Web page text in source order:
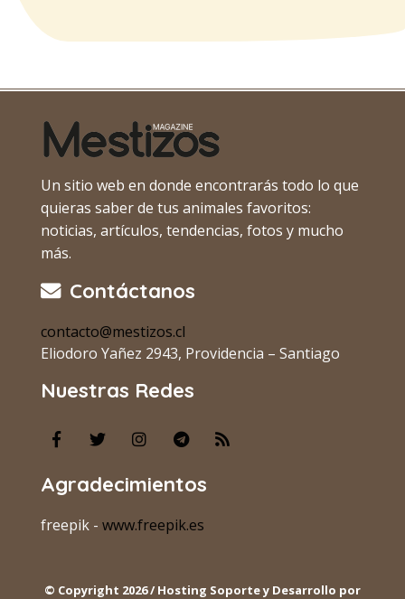
Un sitio web en donde encontrarás todo lo que
quieras saber de tus animales favoritos:
noticias, artículos, tendencias, fotos y mucho
más.
Contáctanos
contacto@mestizos.cl
Eliodoro Yañez 2943, Providencia – Santiago
Nuestras Redes
Agradecimientos
freepik - www.freepik.es
© Copyright 2026 / Hosting Soporte y Desarrollo por